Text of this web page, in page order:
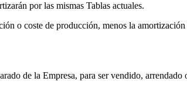
por las mismas Tablas actuales.
o coste de producción, menos la
de la Empresa, para ser vendido,